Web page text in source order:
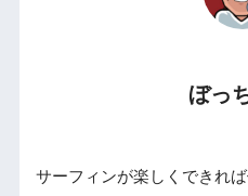
ぼっ
サーフィンが楽しくできれ